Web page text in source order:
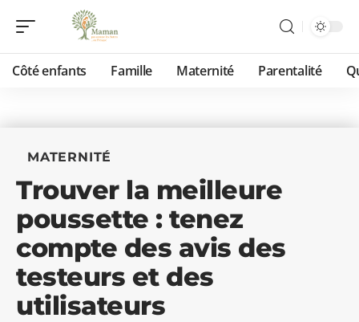
Côté enfants Famille Maternité Parentalité
MATERNITÉ
Trouver la meilleure
poussette : tenez
compte des avis des
testeurs et des
utilisateurs